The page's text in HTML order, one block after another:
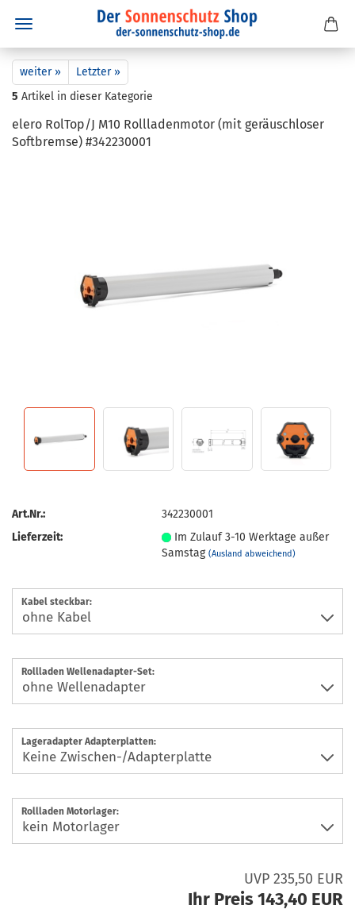
weiter »
Letzter »
5 Artikel in dieser Kategorie
elero Rol­Top/J M10 Roll­la­den­mo­tor (mit ge­räusch­lo­ser
Soft­brem­se) #342230001
Art.Nr.:
342230001
Lieferzeit:
Im Zulauf 3-10 Werktage außer
Samstag(Ausland abweichend)
Kabel steckbar:
Rollladen Wellenadapter-Set:
Lageradapter Adapterplatten:
Rollladen Motorlager:
UVP 235,50 EUR
Ihr Preis 143,40 EUR